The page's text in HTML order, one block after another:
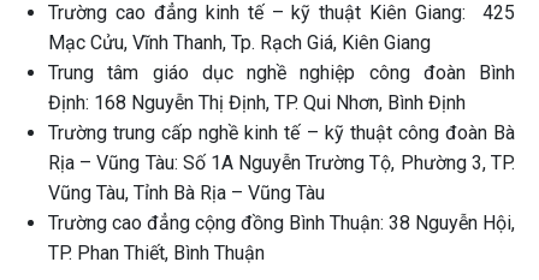
Trường cao đẳng kinh tế – kỹ thuật Kiên Giang: 425
Mạc Cửu, Vĩnh Thanh, Tp. Rạch Giá, Kiên Giang
Trung tâm giáo dục nghề nghiệp công đoàn Bình
Định: 168 Nguyễn Thị Định, TP. Qui Nhơn, Bình Định
Trường trung cấp nghề kinh tế – kỹ thuật công đoàn Bà
Rịa – Vũng Tàu: Số 1A Nguyễn Trường Tộ, Phường 3, TP.
Vũng Tàu, Tỉnh Bà Rịa – Vũng Tàu
Trường cao đẳng cộng đồng Bình Thuận: 38 Nguyễn Hội,
TP. Phan Thiết, Bình Thuận